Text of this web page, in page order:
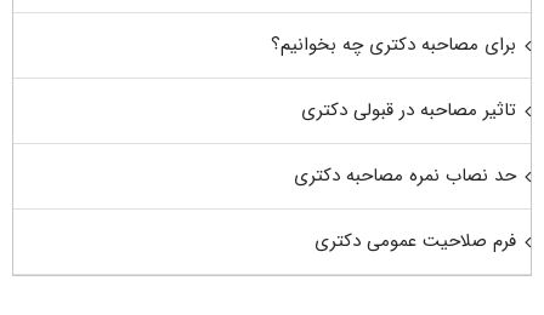
برای مصاحبه دکتری چه بخوانیم؟
تاثیر مصاحبه در قبولی دکتری
حد نصاب نمره مصاحبه دکتری
فرم صلاحیت عمومی دکتری